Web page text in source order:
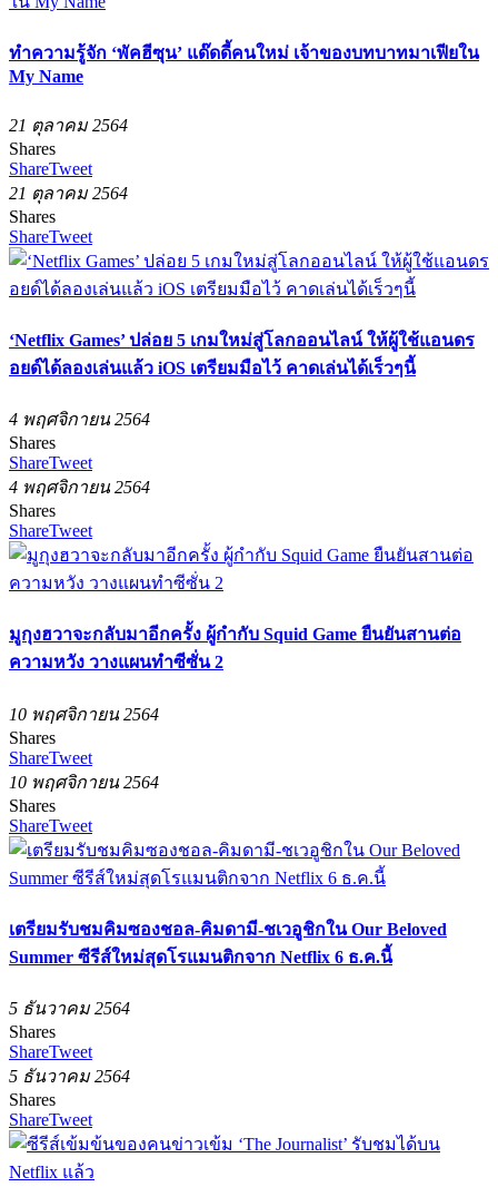
ทำความรู้จัก ‘พัคฮีซุน’ แด๊ดดี้คนใหม่ เจ้าของบทบาทมาเฟียใน
My Name
21 ตุลาคม 2564
Shares
ShareTweet
21 ตุลาคม 2564
Shares
ShareTweet
‘Netflix Games’ ปล่อย 5 เกมใหม่สู่โลกออนไลน์ ให้ผู้ใช้แอนดร
อยด์ได้ลองเล่นแล้ว iOS เตรียมมือไว้ คาดเล่นได้เร็วๆนี้
4 พฤศจิกายน 2564
Shares
ShareTweet
4 พฤศจิกายน 2564
Shares
ShareTweet
มูกุงฮวาจะกลับมาอีกครั้ง ผู้กำกับ Squid Game ยืนยันสานต่อ
ความหวัง วางแผนทำซีซั่น 2
10 พฤศจิกายน 2564
Shares
ShareTweet
10 พฤศจิกายน 2564
Shares
ShareTweet
เตรียมรับชมคิมซองชอล-คิมดามี-ชเวอูชิกใน Our Beloved
Summer ซีรีส์ใหม่สุดโรแมนติกจาก Netflix 6 ธ.ค.นี้
5 ธันวาคม 2564
Shares
ShareTweet
5 ธันวาคม 2564
Shares
ShareTweet